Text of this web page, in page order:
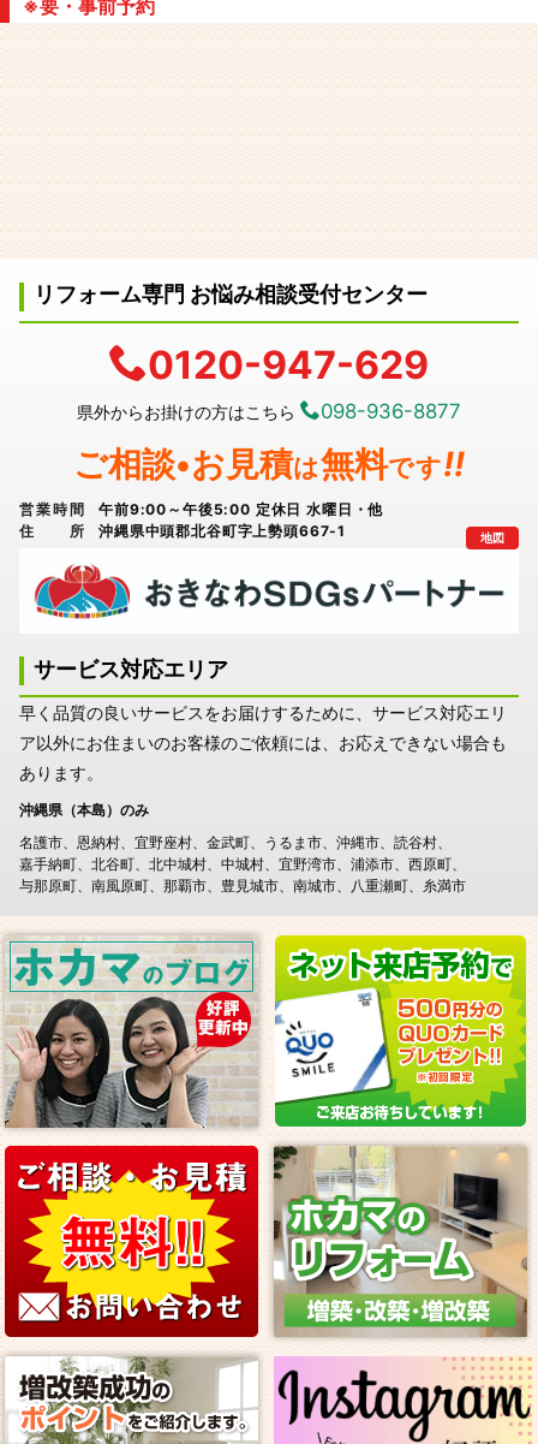
※要・事前予約
リフォーム専門 お悩み相談受付センター
0120-947-629
県外からお掛けの方はこちら 098-936-8877
ご相談•お見積は無料です!!
営業時間
午前9:00～午後5:00 定休日 水曜日・他
住所
沖縄県中頭郡北谷町字上勢頭667-1 地図
サービス対応エリア
早く品質の良いサービスをお届けするために、サービス対応エリ
ア以外にお住まいのお客様のご依頼には、お応えできない場合も
あります。
沖縄県（本島）のみ
名護市
恩納村 宜野座村 金武町 うるま市 沖縄市
読谷村
嘉手納町
北谷町 北中城村 中城村 宜野湾市 浦添市
西原町
与那原町
南風原町 那覇市 豊見城市 南城市 八重瀬町 糸満市